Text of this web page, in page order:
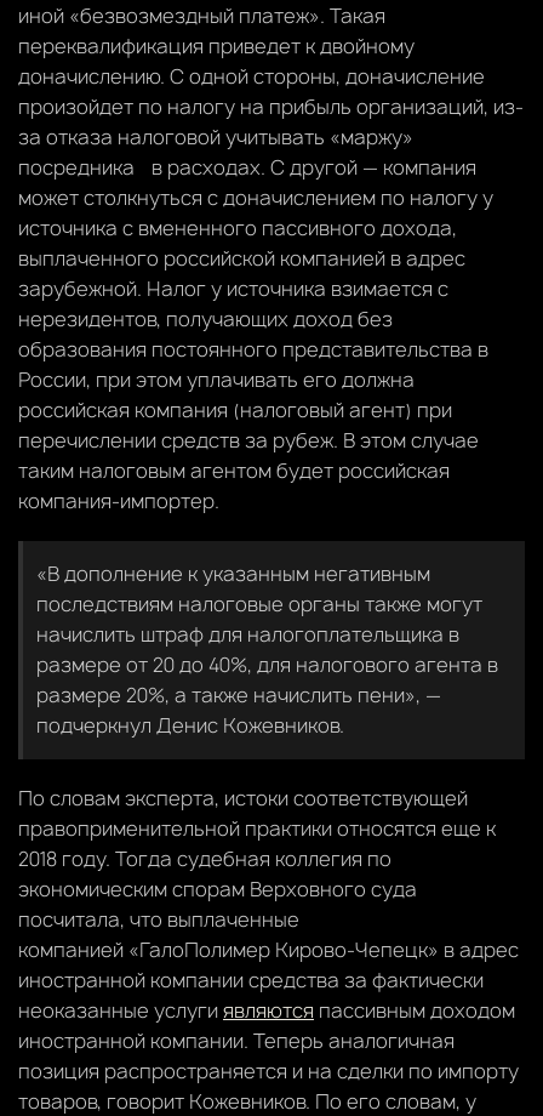
иной «безвозмездный платеж». Такая
переквалификация приведет к двойному
доначислению. С одной стороны, доначисление
произойдет по налогу на прибыль организаций, из-
за отказа налоговой учитывать «маржу»
посредника в расходах. С другой — компания
может столкнуться с доначислением по налогу у
источника с вмененного пассивного дохода,
выплаченного российской компанией в адрес
зарубежной. Налог у источника взимается с
нерезидентов, получающих доход без
образования постоянного представительства в
России, при этом уплачивать его должна
российская компания (налоговый агент) при
перечислении средств за рубеж. В этом случае
таким налоговым агентом будет российская
компания-импортер.
«В дополнение к указанным негативным
последствиям налоговые органы также могут
начислить штраф для налогоплательщика в
размере от 20 до 40%, для налогового агента в
размере 20%, а также начислить пени», —
подчеркнул Денис Кожевников.
По словам эксперта, истоки соответствующей
правоприменительной практики относятся еще к
2018 году. Тогда судебная коллегия по
экономическим спорам Верховного суда
посчитала, что выплаченные
компанией «ГалоПолимер Кирово-Чепецк» в адрес
иностранной компании средства за фактически
неоказанные услугиявляются пассивным доходом
иностранной компании. Теперь аналогичная
позиция распространяется и на сделки по импорту
товаров, говорит Кожевников. По его словам, у